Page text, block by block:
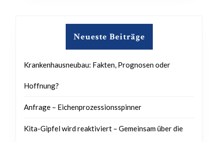
Neueste Beiträge
Krankenhausneubau: Fakten, Prognosen oder
Hoffnung?
Anfrage – Eichenprozessionsspinner
Kita-Gipfel wird reaktiviert – Gemeinsam über die